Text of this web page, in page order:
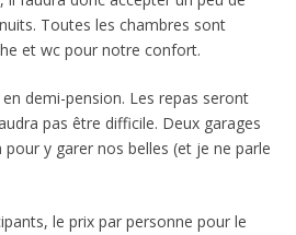
Toutes les chambres sont
et wc pour notre confort.
demi-pension. Les repas seront
pas être difficile. Deux garages
y garer nos belles (et je ne parle
le prix par personne pour le